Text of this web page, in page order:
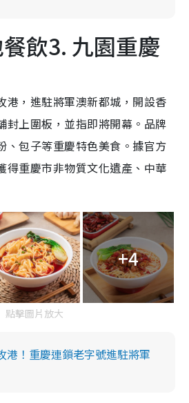
飲3. 九園重慶
港，進駐將軍澳新都城，開設香
封上圍板，並指即將開幕。品牌
、包子等重慶特色美食。據官方
得重慶市非物質文化遺產、中華
+4
點擊圖片放大
港！重慶連鎖老字號進駐將軍